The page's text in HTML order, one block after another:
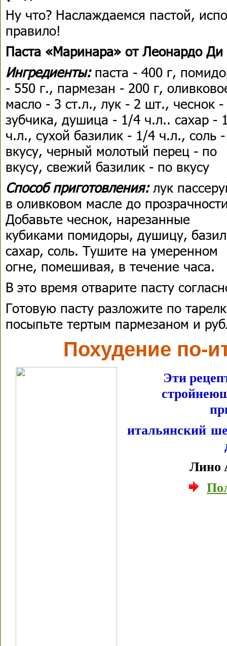
Ну что? Наслаждаемся пастой,
правило!
Паста «Маринара» от Леонардо
Ингредиенты: паста - 400 г,
- 550 г., пармезан - 200 г,
масло - 3 ст.л., лук - 2 шт., чеснок -
зубчика, душица - 1/4 ч.л.. сахар -
ч.л., сухой базилик - 1/4 ч.л., соль
вкусу, черный молотый перец - по
вкусу, свежий базилик - по вкусу
Способ приготовления:лук
в оливковом масле до
Добавьте чеснок, нарезанные
кубиками помидоры, душицу,
сахар, соль. Тушите на умеренном
огне, помешивая, в течение часа.
В это время отварите пасту
Готовую пасту разложите по
посыпьте тертым пармезаном и
Похудение по-
Эти
итальянский
Лино